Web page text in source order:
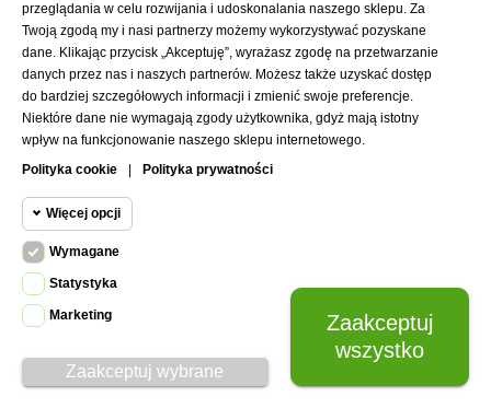
przeglądania w celu rozwijania i udoskonalania naszego sklepu. Za
Twoją zgodą my i nasi partnerzy możemy wykorzystywać pozyskane
dane. Klikając przycisk „Akceptuję”, wyrażasz zgodę na przetwarzanie
danych przez nas i naszych partnerów. Możesz także uzyskać dostęp
do bardziej szczegółowych informacji i zmienić swoje preferencje.
Niektóre dane nie wymagają zgody użytkownika, gdyż mają istotny
wpływ na funkcjonowanie naszego sklepu internetowego.
Polityka cookie
Polityka prywatności
Więcej opcji
Wymagane
Wymagane pliki cookie oraz cookie
HttpOnly. Pliki cookie wymagane do
przeglądania witryny i korzystania z jej
podstawowych funkcji. Te pliki cookie
Cookie
Cookie
Wymagane
Statystyka
Marketing
Zaakceptuj wybrane
Zaakceptuj
wszystko